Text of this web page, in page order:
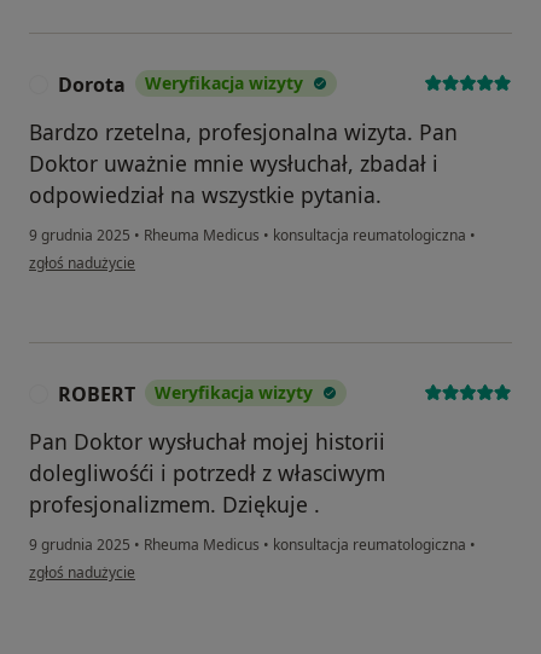
Dorota Weryfikacja wizyty
Bardzo rzetelna, profesjonalna wizyta. Pan
Doktor uważnie mnie wysłuchał, zbadał i
odpowiedział na wszystkie pytania.
9 grudnia 2025 • Rheuma Medicus • konsultacja reumatologiczna •
w opinii użytkownika Dorota
zgłoś nadużycie
ROBERT Weryfikacja wizyty
Pan Doktor wysłuchał mojej historii
dolegliwośći i potrzedł z własciwym
profesjonalizmem. Dziękuje .
9 grudnia 2025 • Rheuma Medicus • konsultacja reumatologiczna •
w opinii użytkownika ROBERT
zgłoś nadużycie